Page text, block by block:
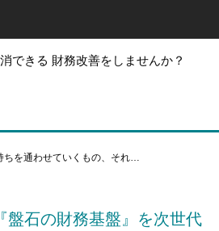
できる 財務改善をしませんか？
経営者が気持ちを通わせていくもの、それは生身の人間。生身の人間は応えてくれる。
盤石の財務基盤』を次世代